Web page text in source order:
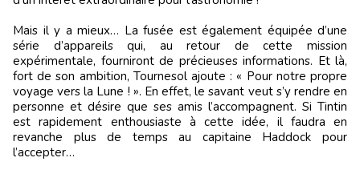
Mais il y a mieux… La fusée est également équipée d’une
série d’appareils qui, au retour de cette mission
expérimentale, fourniront de précieuses informations. Et là,
fort de son ambition, Tournesol ajoute : « Pour notre propre
voyage vers la Lune ! ». En effet, le savant veut s’y rendre en
personne et désire que ses amis l’accompagnent. Si Tintin
est rapidement enthousiaste à cette idée, il faudra en
revanche plus de temps au capitaine Haddock pour
l’accepter…